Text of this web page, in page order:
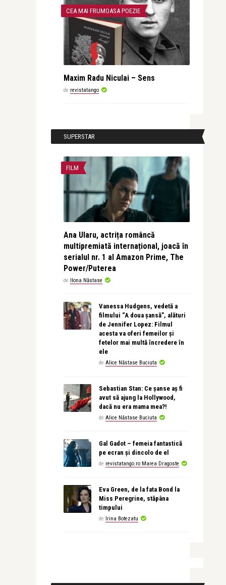
CEA MAI FRUMOASA POEZIE
Maxim Radu Niculai – Sens
de revistatango
SUPERSTAR
FILM
Ana Ularu, actrița româncă
multipremiată internațional, joacă în
serialul nr. 1 al Amazon Prime, The
Power/Puterea
de Ilona Năstase
Vanessa Hudgens, vedetă a
filmului “A doua șansă”, alături
de Jennifer Lopez: Filmul
acesta va oferi femeilor și
fetelor mai multă încredere în
ele
de Alice Năstase Buciuta
Sebastian Stan: Ce șanse aș fi
avut să ajung la Hollywood,
dacă nu era mama mea?!
de Alice Năstase Buciuta
Gal Gadot – femeia fantastică
pe ecran și dincolo de el
de revistatango.ro Marea Dragoste
Eva Green, de la fata Bond la
Miss Peregrine, stăpâna
timpului
de Irina Botezatu